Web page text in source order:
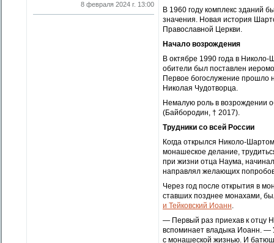
8 февраля 2024 г. 13:00
В 1960 году комплекс зданий
значения. Новая история
Православной Церкви.
Начало возрождения
В октябре 1990 года в
обители был поставлен
Первое богослужение прошло
Николая Чудотворца.
Немалую роль в возрождении
(Байбородин, † 2017).
Трудники со всей России
Когда открылся Николо-
монашеское делание,
при жизни отца Наума,
направлял желающих
Через год после открытия в
ставших позднее монахами,
и Тейковский Иоанн.
— Первый раз приехав к отцу
вспоминает владыка Иоанн. —
с монашеской жизнью. И